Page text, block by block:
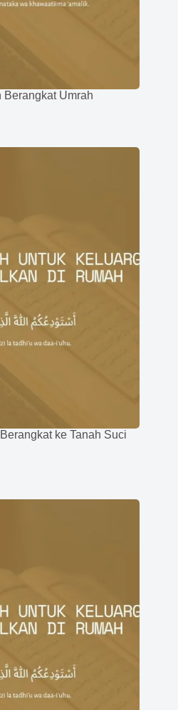
Berangkat Umrah
ke Tanah Suci